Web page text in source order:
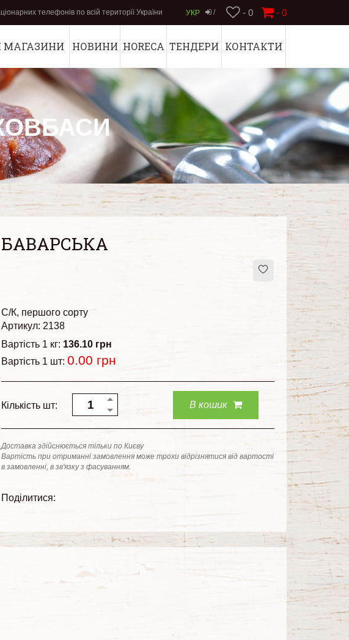
телефонів по всій території України УКР / - 0 - 0
МАГАЗИНИ НОВИНИ HORECA ТЕНДЕРИ КОНТАКТИ
БАВАРСЬКА
С/К першого сорту
Артикул: 2138
Вартість 1 кг: 136.10 грн
Вартість 1 шт: 0.00 грн
Кількість шт: В кошик
Доставка здійснюється тільки по Києву
Вартість при отриманні замовлення може трохи відрізнятися від вартості
в замовленні, в зв'язку з фасуванням.
Поділитися: